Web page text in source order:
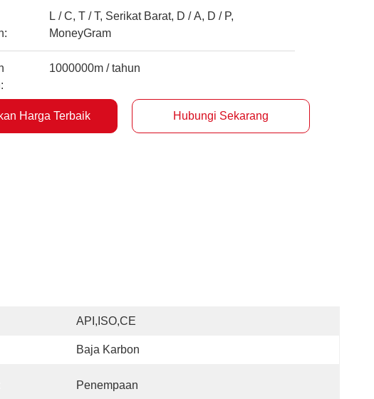
L / C, T / T, Serikat Barat, D / A, D / P,
MoneyGram
1000000m / tahun
Harga Terbaik Hubungi Sekarang
API,ISO,CE
Baja Karbon
Penempaan